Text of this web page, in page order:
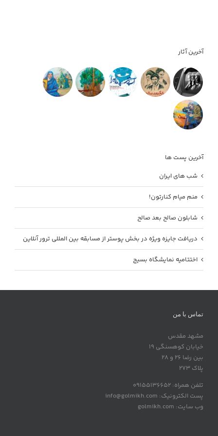
آخرین آثار
آخرین پست ها
شب های ایران
منم میام کنارتون!
شابلون صالح بعد صالح
دریافت جایزه ویژه در بخش پوستر از مسابقه بین المللی ترور آنلاین
اختتامیه نمایشگاه بسیج
تماس با من
مشهد مقدس
خیابان کوهسنگی 19
بین رضا 26 و 28
پلاک 273
تلفن همراه: 09155136652
پست الکترونیک: info@golmikh.com
وب سایت: golmikh.com